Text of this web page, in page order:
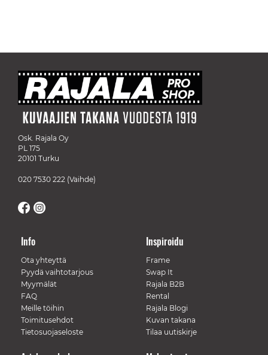
Osk. Rajala Oy
PL 175
20101 Turku
020 7530 222 (Vaihde)
Info
Ota yhteyttä
Pyydä vaihtotarjous
Myymälät
FAQ
Meille töihin
Toimitusehdot
Tietosuojaseloste
Inspiroidu
Frame
Swap It
Rajala B2B
Rental
Rajala Blogi
Kuvan takana
Tilaa uutiskirje